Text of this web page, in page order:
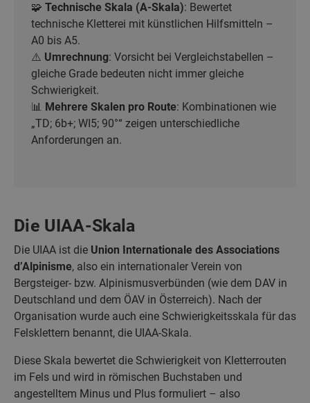
🧩 Technische Skala (A-Skala): Bewertet
technische Kletterei mit künstlichen Hilfsmitteln –
A0 bis A5.
⚠️ Umrechnung: Vorsicht bei Vergleichstabellen –
gleiche Grade bedeuten nicht immer gleiche
Schwierigkeit.
📊 Mehrere Skalen pro Route: Kombinationen wie
„TD; 6b+; WI5; 90°“ zeigen unterschiedliche
Anforderungen an.
Die UIAA-Skala
Die UIAA ist die Union Internationale des Associations
d’Alpinisme, also ein internationaler Verein von
Bergsteiger- bzw. Alpinismusverbünden (wie dem DAV in
Deutschland und dem ÖAV in Österreich). Nach der
Organisation wurde auch eine Schwierigkeitsskala für das
Felsklettern benannt, die UIAA-Skala.
Diese Skala bewertet die Schwierigkeit von Kletterrouten
im Fels und wird in römischen Buchstaben und
angestelltem Minus und Plus formuliert – also